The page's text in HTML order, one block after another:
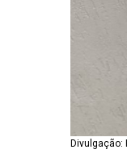
Divulgação: